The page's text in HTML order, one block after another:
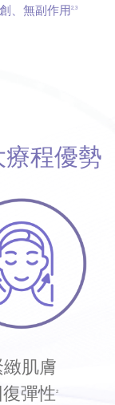
、無副作用2,3
療程優勢
緻肌膚
復彈性2